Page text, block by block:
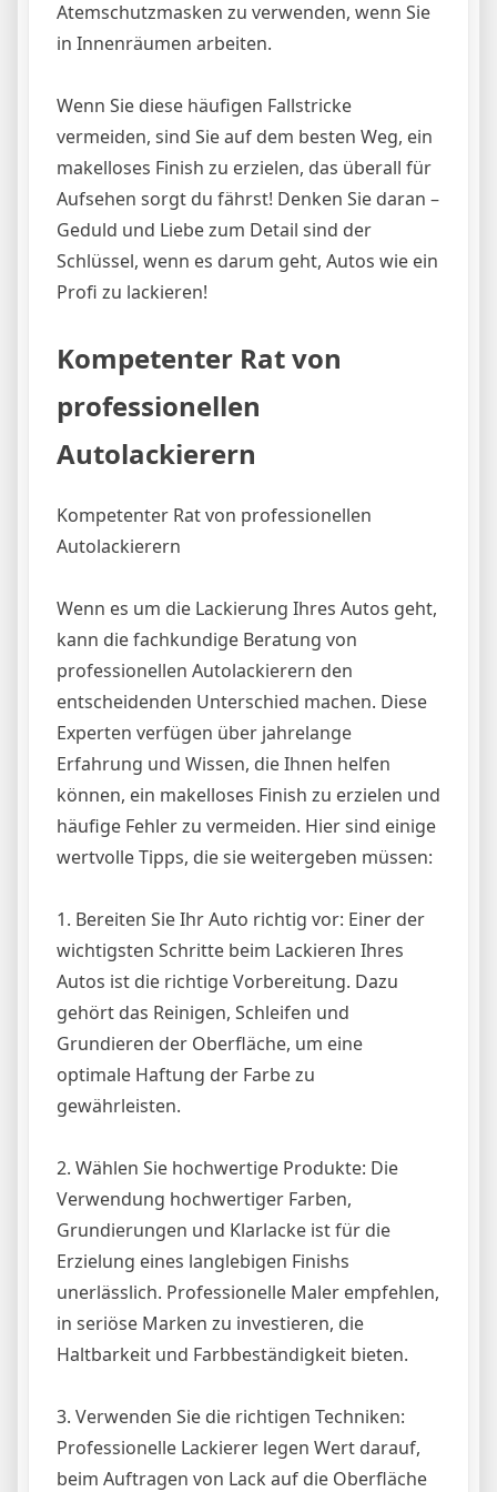
Atemschutzmasken zu verwenden, wenn Sie
in Innenräumen arbeiten.
Wenn Sie diese häufigen Fallstricke
vermeiden, sind Sie auf dem besten Weg, ein
makelloses Finish zu erzielen, das überall für
Aufsehen sorgt du fährst! Denken Sie daran –
Geduld und Liebe zum Detail sind der
Schlüssel, wenn es darum geht, Autos wie ein
Profi zu lackieren!
Kompetenter Rat von
professionellen
Autolackierern
Kompetenter Rat von professionellen
Autolackierern
Wenn es um die Lackierung Ihres Autos geht,
kann die fachkundige Beratung von
professionellen Autolackierern den
entscheidenden Unterschied machen. Diese
Experten verfügen über jahrelange
Erfahrung und Wissen, die Ihnen helfen
können, ein makelloses Finish zu erzielen und
häufige Fehler zu vermeiden. Hier sind einige
wertvolle Tipps, die sie weitergeben müssen:
1. Bereiten Sie Ihr Auto richtig vor: Einer der
wichtigsten Schritte beim Lackieren Ihres
Autos ist die richtige Vorbereitung. Dazu
gehört das Reinigen, Schleifen und
Grundieren der Oberfläche, um eine
optimale Haftung der Farbe zu
gewährleisten.
2. Wählen Sie hochwertige Produkte: Die
Verwendung hochwertiger Farben,
Grundierungen und Klarlacke ist für die
Erzielung eines langlebigen Finishs
unerlässlich. Professionelle Maler empfehlen,
in seriöse Marken zu investieren, die
Haltbarkeit und Farbbeständigkeit bieten.
3. Verwenden Sie die richtigen Techniken:
Professionelle Lackierer legen Wert darauf,
beim Auftragen von Lack auf die Oberfläche